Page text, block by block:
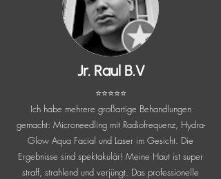
Jr. Raul B.V
⭐️⭐️⭐️⭐️⭐️
Ich habe mehrere großartige Behandlungen
gemacht: Microneedling mit Radiofrequenz, Hydra-
Glow Aqua Facial und Laser im Gesicht. Die
Ergebnisse sind spektakulär! Meine Haut ist super
straff, strahlend und verjüngt. Das professionelle